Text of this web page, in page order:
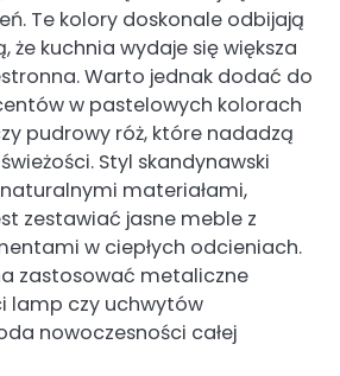
Te kolory doskonale odbijają
że kuchnia wydaje się większa
Warto jednak dodać do
w pastelowych kolorach
pudrowy róż, które nadadzą
Styl skandynawski
naturalnymi materiałami,
zestawiać jasne meble z
w ciepłych odcieniach.
zastosować metaliczne
lamp czy uchwytów
nowoczesności całej